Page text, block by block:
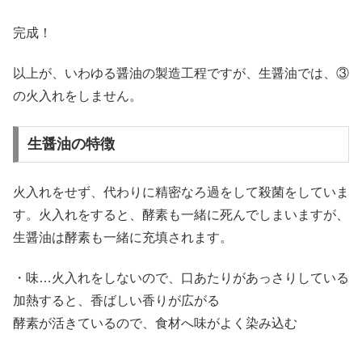
完成！
以上が、いわゆる醤油の製造工程ですが、生醤油では、③
の火入れをしません。
生醤油の特徴
火入れをせず、代わりに精密なろ過をして殺菌をしていま
す。火入れをすると、酵素も一緒に死んでしまいますが、
生醤油は酵素も一緒に充填されます。
・味…火入れをしないので、口あたりがあっさりしている
加熱すると、香ばしい香りが広がる
酵素が活きているので、食材へ味がよく染み込む